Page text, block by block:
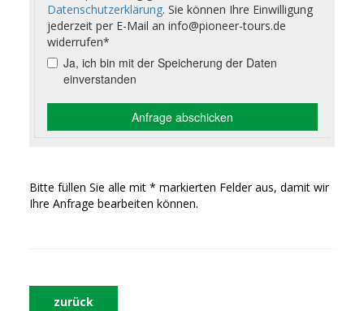
Bitte füllen Sie alle mit * markierten Felder aus, damit wir
Ihre Anfrage bearbeiten können.
zurück